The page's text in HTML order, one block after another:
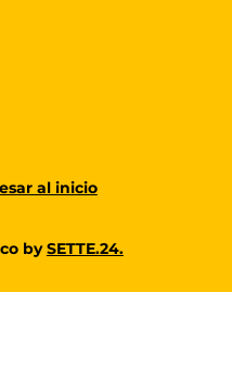
bySETTE.24.
al inicio